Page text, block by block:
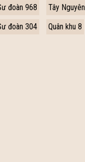
đoàn 968
Tây Nguyên
đoàn 304
Quân khu 8